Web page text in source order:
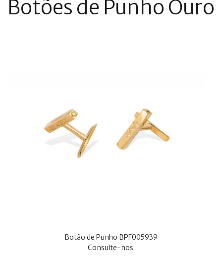
Botões de Punho Ouro
Botão de Punho BPF005939
Consulte-nos.